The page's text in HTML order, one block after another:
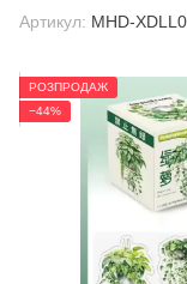
Артикул: MHD-
РОЗПРОДАЖ
−44%